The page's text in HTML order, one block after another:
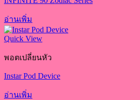
อ่านเพิ่ม
Quick View
พอตเปลี่ยนหัว
Instar Pod Device
อ่านเพิ่ม